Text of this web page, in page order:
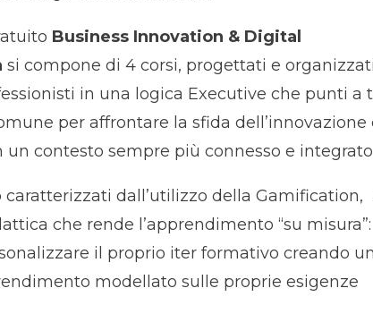
Business Innovation & Digital
si compone di 4 corsi, progettati e
in una logica Executive che punti a
per affrontare la sfida dell’innovazione
contesto sempre più connesso e
caratterizzati dall’utilizzo della Gamification,
che rende l’apprendimento “su misura”:
il proprio iter formativo creando un
modellato sulle proprie esigenze